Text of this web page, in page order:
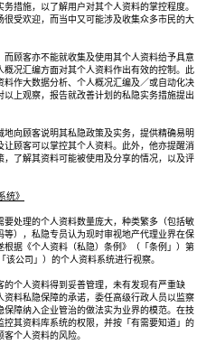
措施，以了解用户对其个人资料的掌控程度。
受欢迎，而当中又可能涉及收集众多市民的大
顾客亦不能就收集及使用其个人资料给予具意
况汇编方面对其个人资料作出有效的控制。此
作大数据分析、个人概况汇编及／或自动化决
上观察，报告就改善计划的私隐实务措施提出
向顾客说明其私隐政策及实务，提供精确易明
顾客可以掌控其个人资料。此外，他亦提醒消
了解其资料可能被使用及分享的情况，以及评
统》
处理的个人资料数量庞大，种类繁多（包括敏
），私隐专员认为现时审视地产代理业界在保
据《个人资料（私隐）条例》（「条例」）第
公司」）的个人资料系统进行视察。
个人资料得到妥善管理，未有发现有严重缺
料私隐保障的承诺，委任高级行政人员以监察
障纳入企业管治的做法实为业界的模范。在技
其资料库系统的权限，并按「有需要知道」的
个人资料的风险。